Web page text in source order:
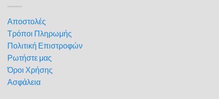
Αποστολές
Τρόποι Πληρωμής
Πολιτική Επιστροφών
Ρωτήστε μας
Όροι Χρήσης
Ασφάλεια